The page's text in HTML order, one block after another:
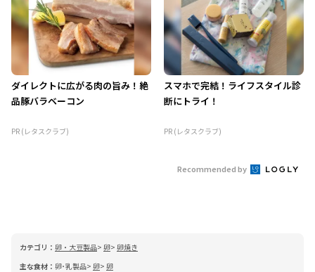
ダイレクトに広がる肉の旨み！絶
品豚バラベーコン
PR (レタスクラブ)
スマホで完結！ライフスタイル診
断にトライ！
PR (レタスクラブ)
Recommended by
カテゴリ： 卵・大豆製品 卵 卵焼き
主な食材： 卵･乳製品 卵 卵